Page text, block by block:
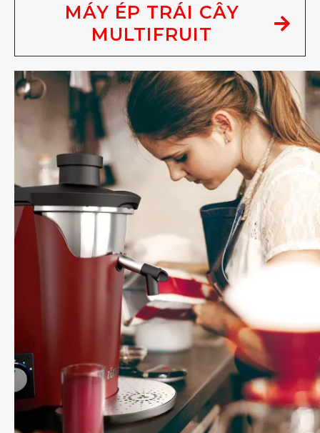
MÁY ÉP TRÁI CÂY
MULTIFRUIT